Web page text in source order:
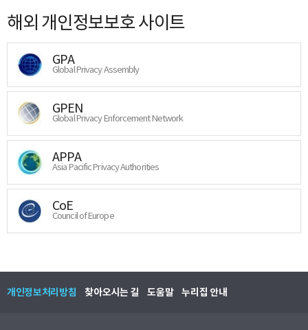
해외 개인정보보호 사이트
GPA
Global Privacy Assembly
GPEN
Global Privacy Enforcement Network
APPA
Asia Pacific Privacy Authorities
CoE
Council of Europe
개인정보처리방침 찾아오시는 길 도움말 누리집 안내